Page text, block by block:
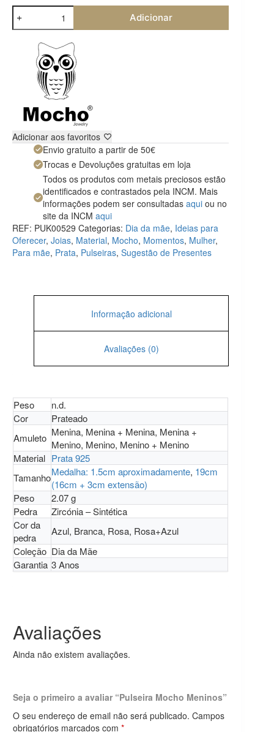
Quantidade
de
Mocho
Meninos
Adicionar
Adicionar aos favoritos
Envio gratuito a partir de 50€
Trocas e Devoluções gratuitas em loja
Todos os produtos com metais preciosos estão
identificados e contrastados pela INCM. Mais
informações podem ser consultadas aqui ou no
site da INCM aqui
REF: PUK00529 Categorias: Dia da mãe, Ideias para
Oferecer, Joias, Material, Mocho, Momentos, Mulher,
Para mãe, Prata, Pulseiras, Sugestão de Presentes
Informação adicional
Avaliações (0)
Peso
n.d.
Cor
Prateado
Amuleto Menina, Menina + Menina, Menina +
Menino, Menino, Menino + Menino
Material Prata 925
TamanhoMedalha: 1.5cm aproximadamente, 19cm
(16cm + 3cm extensão)
Peso
2.07 g
Pedra
Zircónia – Sintética
Cor da
pedra
Azul, Branca, Rosa, Rosa+Azul
Coleção Dia da Mãe
Garantia 3 Anos
Avaliações
Ainda não existem avaliações.
Seja o primeiro a avaliar “Pulseira Mocho Meninos”
O seu endereço de email não será publicado. Campos
obrigatórios marcados com *